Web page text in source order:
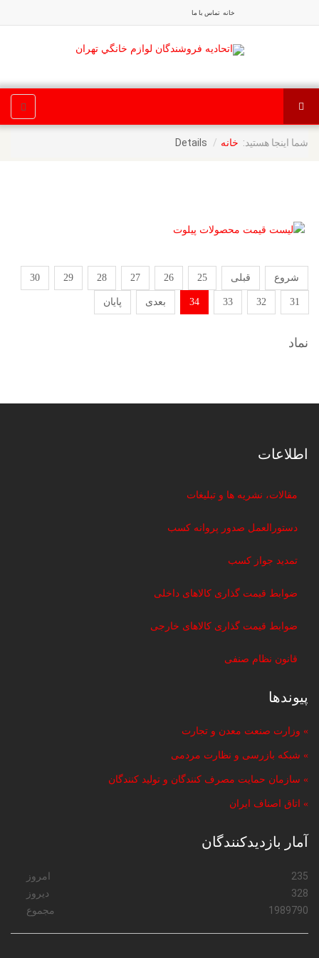
خانه تماس با ما
شما اینجا هستید: خانه Details
شروع قبلی 25
26
27
28
29
30
31
32
33
34 بعدی پایان
نماد
اطلاعات
مقالات، نشریه ها و تبلیغات
دستورالعمل صدور پروانه کسب
تمدید جواز کسب
ضوابط قیمت گذاری کالاهای داخلی
ضوابط قیمت گذاری کالاهای خارجی
قانون نظام صنفی
پیوندها
» وزارت صنعت معدن و تجارت
» شبکه بازرسی و نظارت مردمی
» سازمان حمایت مصرف کنندگان و تولید کنندگان
» اتاق اصناف ایران
آمار بازدیدکنندگان
امروز
235
دیروز
328
مجموع
1989790